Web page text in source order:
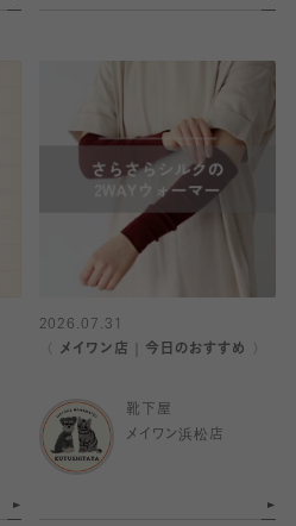
2026.07.31
〈 メイワン店｜今日のおすすめ 〉
靴下屋
メイワン浜松店